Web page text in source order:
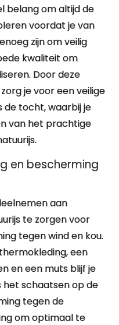
belang om altijd de
voordat je van
zijn om veilig
kwaliteit om
Door deze
je voor een veilige
de tocht, waarbij je
van het prachtige
en bescherming
aan
te zorgen voor
tegen wind en kou.
een
en een muts blijf je
schaatsen op de
tegen de
om optimaal te